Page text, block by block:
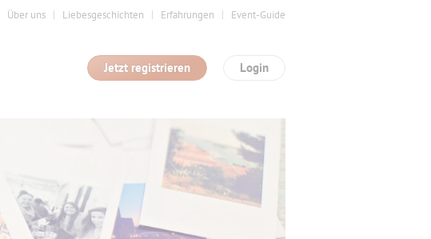
Über uns Liebesgeschichten Erfahrungen Event-Guide
Login
Jetzt registrieren